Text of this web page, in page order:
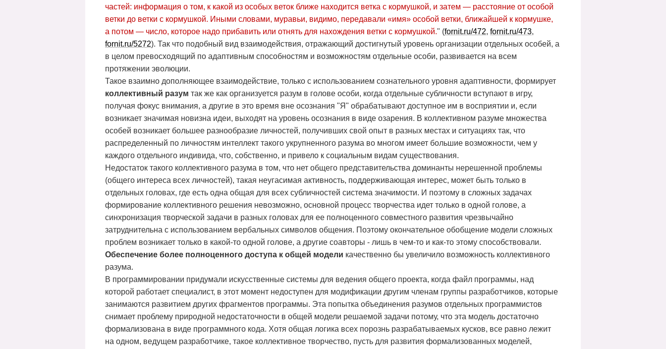
частей: информация о том, к какой из особых веток ближе находится ветка с кормушкой, и затем — расстояние от особой
ветки до ветки с кормушкой. Иными словами, муравьи, видимо, передавали «имя» особой ветки, ближайшей к кормушке,
а потом — число, которое надо прибавить или отнять для нахождения ветки с кормушкой." (fornit.ru/472, fornit.ru/473,
fornit.ru/5272). Так что подобный вид взаимодействия, отражающий достигнутый уровень организации отдельных особей, а
в целом превосходящий по адаптивным способностям и возможностям отдельные особи, развивается на всем
протяжении эволюции.
Такое взаимно дополняющее взаимодействие, только с использованием сознательного уровня адаптивности, формирует
коллективный разум так же как организуется разум в голове особи, когда отдельные субличности вступают в игру,
получая фокус внимания, а другие в это время вне осознания "Я" обрабатывают доступное им в восприятии и, если
возникает значимая новизна идеи, выходят на уровень осознания в виде озарения. В коллективном разуме множества
особей возникает большее разнообразие личностей, получивших свой опыт в разных местах и ситуациях так, что
распределенный по личностям интеллект такого укрупненного разума во многом имеет большие возможности, чем у
каждого отдельного индивида, что, собственно, и привело к социальным видам существования.
Недостаток такого коллективного разума в том, что нет общего представительства доминанты нерешенной проблемы
(общего интереса всех личностей), такая неугасимая активность, поддерживающая интерес, может быть только в
отдельных головах, где есть одна общая для всех субличностей система значимости. И поэтому в сложных задачах
формирование коллективного решения невозможно, основной процесс творчества идет только в одной голове, а
синхронизация творческой задачи в разных головах для ее полноценного совместного развития чрезвычайно
затруднительна с использованием вербальных символов общения. Поэтому окончательное обобщение модели сложных
проблем возникает только в какой-то одной голове, а другие соавторы - лишь в чем-то и как-то этому способствовали.
Обеспечение более полноценного доступа к общей модели качественно бы увеличило возможность коллективного
разума.
В программировании придумали искусственные системы для ведения общего проекта, когда файл программы, над
которой работает специалист, в этот момент недоступен для модификации другим членам группы разработчиков, которые
занимаются развитием других фрагментов программы. Эта попытка объединения разумов отдельных программистов
снимает проблему природной недостаточности в общей модели решаемой задачи потому, что эта модель достаточно
формализована в виде программного кода. Хотя общая логика всех порознь разрабатываемых кусков, все равно лежит
на одном, ведущем разработчике, такое коллективное творчество, пусть для развития формализованных моделей,